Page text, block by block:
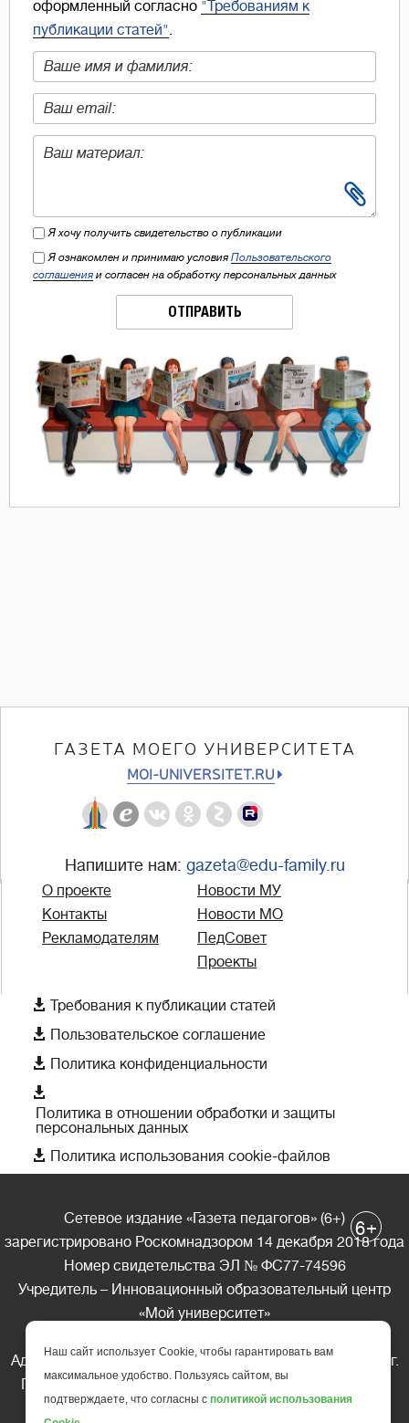
оформленный согласно "Требованиям к
публикации статей"
Я хочу получить свидетельство о публикации
Я ознакомлен и принимаю условия Пользовательского
соглашения и согласен на обработку персональных данных
ОТПРАВИТЬ
ГАЗЕТА МОЕГО УНИВЕРСИТЕТА
MOI-UNIVERSITET.RU
Напишите нам: gazeta@edu-family.ru
О проекте
Контакты
Рекламодателям
Новости МУ
Новости МО
ПедСовет
Проекты
 Требования к публикации статей
 Пользовательское соглашение
 Политика конфиденциальности

Политика в отношении обработки и защиты
персональных данных
 Политика использования cookie-файлов
Сетевое издание «Газета педагогов» (6+)
зарегистрировано Роскомнадзором 14 декабря 2018 года
Номер свидетельства ЭЛ № ФС77-74596
Учредитель – Инновационный образовательный центр
«Мой университет»
Адрес редакции: 185035 Россия, Республика Карелия, г.
Петрозаводск, ул. Фридриха Энгельса д.10, офис 211
Телефон редакции: +7 (499) 685-10-45
6+
Наш сайт использует Cookie, чтобы гарантировать вам
максимальное удобство. Пользуясь сайтом, вы
подтверждаете, что согласны с политикой использования